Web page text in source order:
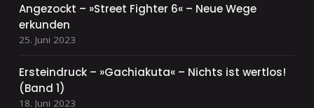
Angezockt – »Street Fighter 6« – Neue Wege
erkunden
25. Juni 2023
Ersteindruck – »Gachiakuta« – Nichts ist wertlos!
(Band 1)
18. Juni 2023